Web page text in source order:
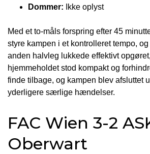
Dommer: Ikke oplyst
Med et to-måls forspring efter 45
styre kampen i et kontrolleret tempo,
anden halvleg lukkede effektivt
hjemmeholdet stod kompakt og
finde tilbage, og kampen blev afsluttet
yderligere særlige hændelser.
FAC Wien 3-2
Oberwart